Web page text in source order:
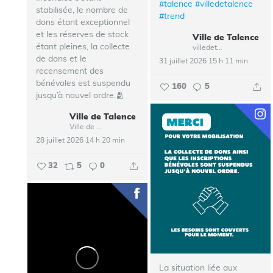
#talence #villedetalence
#trend
Ville de Talence
villedetalence
31 juillet 2026 15 h 11 min
160 5
stabilisée, le nombre de
dons étant exceptionnel
et les réserves de stock
étant pleines, la collecte
de dons et le
recensement des
bénévoles est suspendu
jusqu’à nouvel ordre.🫂
Ville de Talence
28 juillet 2026 14 h 20 min
32 5 0
La situation liée aux